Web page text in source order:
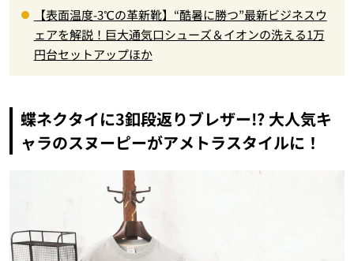
【表面温度-3℃の革新靴】“酷暑に勝つ”最新ビジネスウ
ェアを解説！巨大通気口シューズ＆イオンの洗える1万
円台セットアップほか
蝶ネクタイに3釦段返りブレザー!? 大人気キ
ャラのスヌーピーがアメトラスタイルに！